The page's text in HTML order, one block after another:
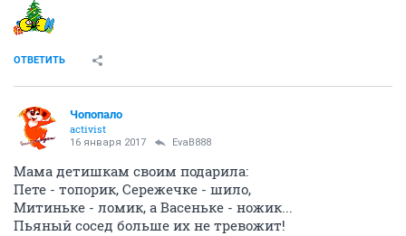
ОТВЕТИТЬ
Чопопало
activist
16 января 2017 EvaB888
Мама детишкам своим подарила:
Пете - топорик, Сережечке - шило,
Митиньке - ломик, а Васеньке - ножик...
Пьяный сосед больше их не тревожит!